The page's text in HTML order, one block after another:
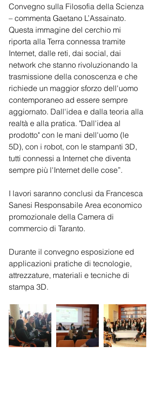
Convegno sulla Filosofia della Scienza
– commenta Gaetano L’Assainato.
Questa immagine del cerchio mi
riporta alla Terra connessa tramite
Internet, dalle reti, dai social, dai
network che stanno rivoluzionando la
trasmissione della conoscenza e che
richiede un maggior sforzo dell'uomo
contemporaneo ad essere sempre
aggiornato. Dall'idea e dalla teoria alla
realtà e alla pratica. "Dall'idea al
prodotto" con le mani dell'uomo (le
5D), con i robot, con le stampanti 3D,
tutti connessi a Internet che diventa
sempre più l'Internet delle cose”.
I lavori saranno conclusi da Francesca
Sanesi Responsabile Area economico
promozionale della Camera di
commercio di Taranto.
Durante il convegno esposizione ed
applicazioni pratiche di tecnologie,
attrezzature, materiali e tecniche di
stampa 3D.